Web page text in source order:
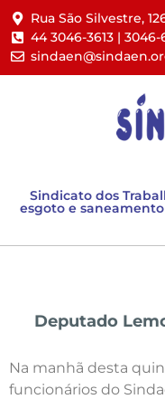
Rua São Silvestre,
44 3046-3613 | 3046-
Sindicato dos
esgoto e
Deputado
Na manhã desta
funcionários do